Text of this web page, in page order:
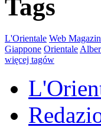
Tags
L'Orientale Web
Giappone Orientale
więcej tagów